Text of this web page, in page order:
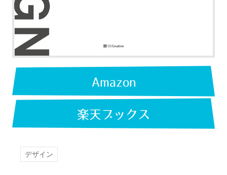
Amazon
楽天ブックス
デザイン